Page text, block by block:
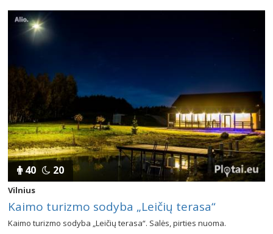
40 20
Vilnius
Kaimo turizmo sodyba „Leičių terasa“
Kaimo turizmo sodyba „Leičių terasa“. Salės, pirties nuoma.